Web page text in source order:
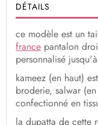
DÉTAILS
ce modèle est un
france pantalon
personnalisé
kameez (en haut)
broderie, salwar
confectionné en
la dupatta de cette